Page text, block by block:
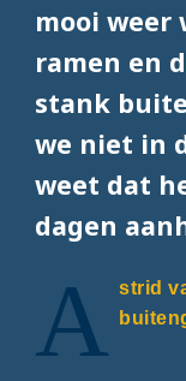
mooi weer
ramen en
stank
we niet in
weet dat
dagen
A strid